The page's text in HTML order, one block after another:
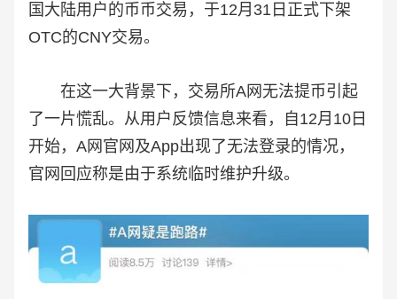
国大陆用户的币币交易，于12月31日正式下架
OTC的CNY交易。
在这一大背景下，交易所A网无法提币引起
了一片慌乱。从用户反馈信息来看，自12月10日
开始，A网官网及App出现了无法登录的情况，
官网回应称是由于系统临时维护升级。